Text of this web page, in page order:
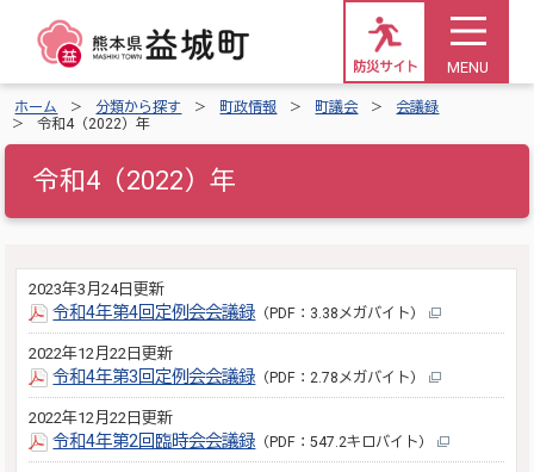
防災サイト MENU
ホーム 分類から探す 町政情報 町議会
会議録
令和4（2022）年
令和4（2022）年
2023年3月24日更新
令和4年第4回定例会会議録 （PDF：3.38メガバイト）
2022年12月22日更新
令和4年第3回定例会会議録 （PDF：2.78メガバイト）
2022年12月22日更新
令和4年第2回臨時会会議録 （PDF：547.2キロバイト）